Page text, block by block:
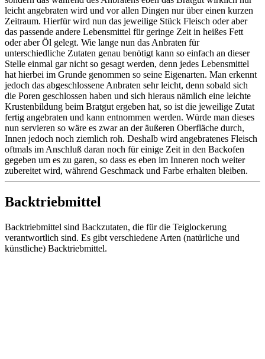
leicht angebraten wird und vor allen Dingen nur über einen kurzen
Zeitraum. Hierfür wird nun das jeweilige Stück Fleisch oder aber
das passende andere Lebensmittel für geringe Zeit in heißes Fett
oder aber Öl gelegt. Wie lange nun das Anbraten für
unterschiedliche Zutaten genau benötigt kann so einfach an dieser
Stelle einmal gar nicht so gesagt werden, denn jedes Lebensmittel
hat hierbei im Grunde genommen so seine Eigenarten. Man erkennt
jedoch das abgeschlossene Anbraten sehr leicht, denn sobald sich
die Poren geschlossen haben und sich hieraus nämlich eine leichte
Krustenbildung beim Bratgut ergeben hat, so ist die jeweilige Zutat
fertig angebraten und kann entnommen werden. Würde man dieses
nun servieren so wäre es zwar an der äußeren Oberfläche durch,
Innen jedoch noch ziemlich roh. Deshalb wird angebratenes Fleisch
oftmals im Anschluß daran noch für einige Zeit in den Backofen
gegeben um es zu garen, so dass es eben im Inneren noch weiter
zubereitet wird, während Geschmack und Farbe erhalten bleiben.
Backtriebmittel
Backtriebmittel sind Backzutaten, die für die Teiglockerung
verantwortlich sind. Es gibt verschiedene Arten (natürliche und
künstliche) Backtriebmittel.